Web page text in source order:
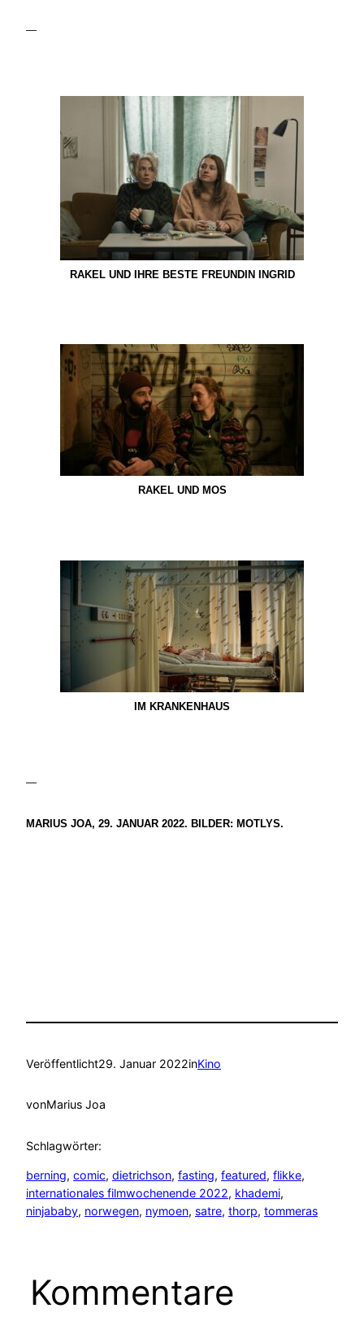
—
RAKEL UND IHRE BESTE FREUNDIN INGRID
RAKEL UND MOS
IM KRANKENHAUS
—
MARIUS JOA, 29. JANUAR 2022. BILDER: MOTLYS.
Veröffentlicht29. Januar 2022inKino
vonMarius Joa
Schlagwörter:
berning, comic, dietrichson, fasting, featured, flikke
internationales filmwochenende 2022, khademi
ninjababy, norwegen, nymoen, satre, thorp, tommeras
Kommentare